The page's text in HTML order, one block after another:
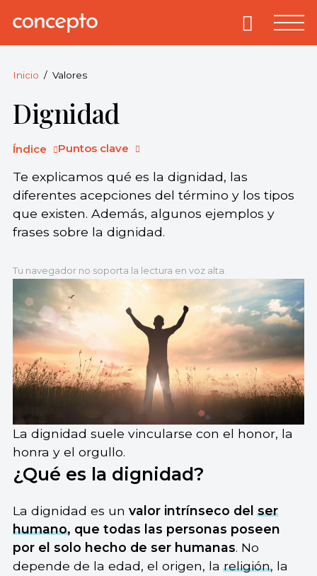
Concepto.
derechos
reservados.
Primary
Inicio Valores
Dignidad
Índice Puntos clave
Te explicamos qué es la dignidad, las
diferentes acepciones del término y los tipos
que existen. Además, algunos ejemplos y
frases sobre la dignidad.
Tu navegador no soporta la lectura en voz alta.
La dignidad suele vincularse con el honor, la
honra y el orgullo.
¿Qué es la dignidad?
La dignidad es un valor intrínseco delser
humano, que todas las personas poseen
por el solo hecho de ser humanas. No
depende de la edad, el origen, lareligión, la